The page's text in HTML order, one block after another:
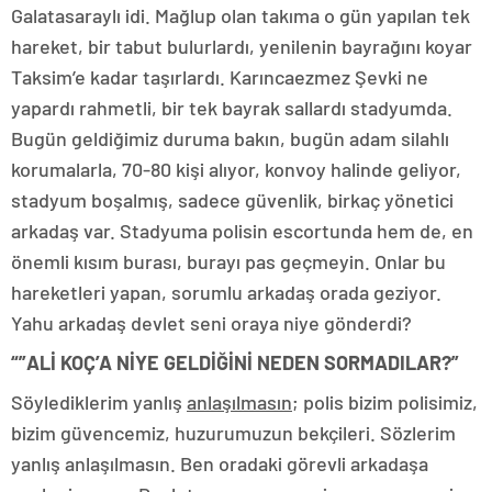
Galatasaraylı idi. Mağlup olan takıma o gün yapılan tek
hareket, bir tabut bulurlardı, yenilenin bayrağını koyar
Taksim’e kadar taşırlardı. Karıncaezmez Şevki ne
yapardı rahmetli, bir tek bayrak sallardı stadyumda.
Bugün geldiğimiz duruma bakın, bugün adam silahlı
korumalarla, 70-80 kişi alıyor, konvoy halinde geliyor,
stadyum boşalmış, sadece güvenlik, birkaç yönetici
arkadaş var. Stadyuma polisin escortunda hem de, en
önemli kısım burası, burayı pas geçmeyin. Onlar bu
hareketleri yapan, sorumlu arkadaş orada geziyor.
Yahu arkadaş devlet seni oraya niye gönderdi?
“”ALİ KOÇ’A NİYE GELDİĞİNİ NEDEN SORMADILAR?”
Söylediklerim yanlış anlaşılmasın; polis bizim polisimiz,
bizim güvencemiz, huzurumuzun bekçileri. Sözlerim
yanlış anlaşılmasın. Ben oradaki görevli arkadaşa